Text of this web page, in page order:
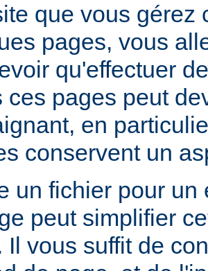
que vous gérez
pages, vous
qu'effectuer
ces pages peut
en
conservent un
un fichier pour
peut simplifier
Il vous suffit de